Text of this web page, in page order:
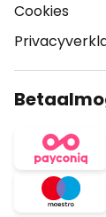
Cookies